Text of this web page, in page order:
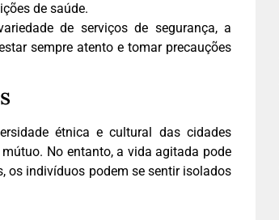
de saúde.
de serviços de segurança, a
sempre atento e tomar precauções
étnica e cultural das cidades
No entanto, a vida agitada pode
os indivíduos podem se sentir isolados